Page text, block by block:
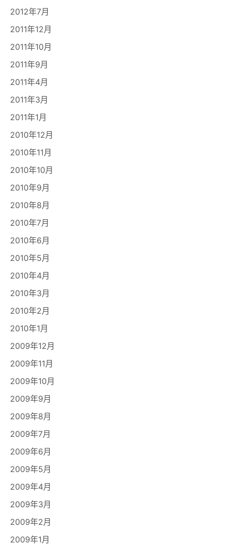
2012年7月
2011年12月
2011年10月
2011年9月
2011年4月
2011年3月
2011年1月
2010年12月
2010年11月
2010年10月
2010年9月
2010年8月
2010年7月
2010年6月
2010年5月
2010年4月
2010年3月
2010年2月
2010年1月
2009年12月
2009年11月
2009年10月
2009年9月
2009年8月
2009年7月
2009年6月
2009年5月
2009年4月
2009年3月
2009年2月
2009年1月